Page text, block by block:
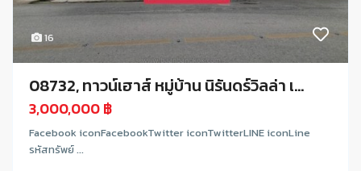
16
08732, ทาวน์เฮาส์ หมู่บ้าน นิรันดร์วิลล่า เ...
3,000,000 ฿
Facebook iconFacebookTwitter iconTwitterLINE iconLine
รหัสทรัพย์ ...